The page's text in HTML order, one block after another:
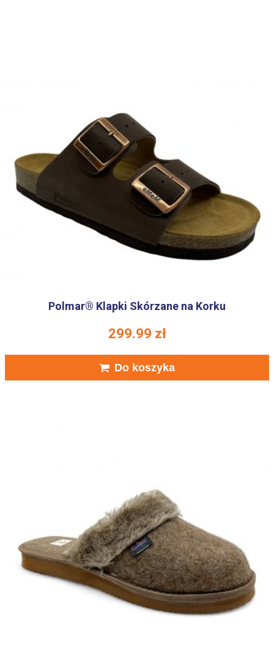
Polmar® Klapki Skórzane na Korku
299.99 zł
Do koszyka